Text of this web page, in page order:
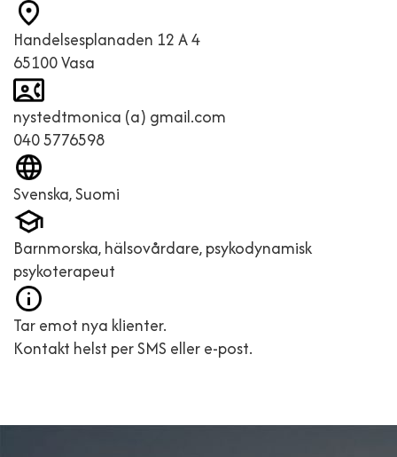
Handelsesplanaden 12 A 4
65100 Vasa
nystedtmonica (a) gmail.com
040 5776598
Svenska, Suomi
Barnmorska, hälsovårdare, psykodynamisk
psykoterapeut
Tar emot nya klienter.
Kontakt helst per SMS eller e-post.